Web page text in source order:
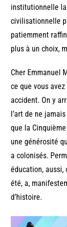
institutionnelle
civilisationnelle
patiemment
plus à un choix,
Cher Emmanuel
ce que vous
accident. On y
l’art de ne
que la
une générosité
a colonisés.
éducation, aussi,
été, a,
d’histoire.